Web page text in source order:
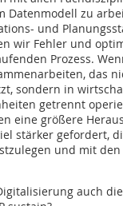
Datenmodell zu
und
wir Fehler und
Prozess.
das
sondern in
getrennt
eine größere
stärker gefordert,
und mit
auch